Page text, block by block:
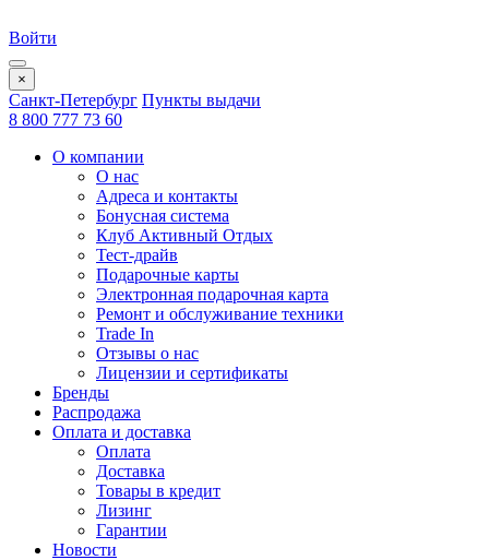
Войти
×
Санкт-Петербург Пункты выдачи
8 800 777 73 60
О компании
О нас
Адреса и контакты
Бонусная система
Клуб Активный Отдых
Тест-драйв
Подарочные карты
Электронная подарочная карта
Ремонт и обслуживание техники
Trade In
Отзывы о нас
Лицензии и сертификаты
Бренды
Распродажа
Оплата и доставка
Оплата
Доставка
Товары в кредит
Лизинг
Гарантии
Новости